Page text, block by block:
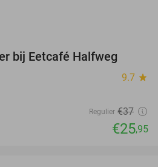
bij Eetcafé Halfweg
9.7 star
Regulier €37
€25,95